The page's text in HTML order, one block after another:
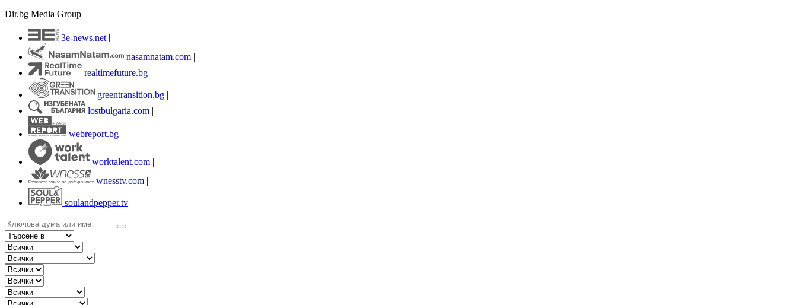
Dir.bg Media Group
3e-news.net
nasamnatam.com |
realtimefuture.bg |
greentransition.bg |
lostbulgaria.com |
webreport.bg |
worktalent.com |
wnesstv.com |
soulandpepper.tv